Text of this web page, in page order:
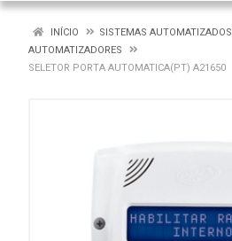
INÍCIO
SISTEMAS AUTOMATIZADOS
AUTOMATIZADORES
SELETOR PORTA AUTOMATICA(PT) A21650